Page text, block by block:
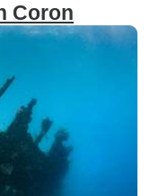
Coron